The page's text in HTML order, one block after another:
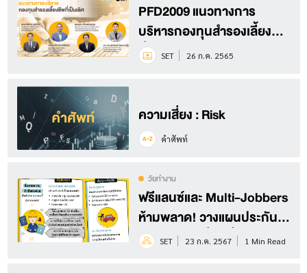
PFD2009 แนวทางการ
บริหารกองทุนสำรองเลี้ยงชีพ
ที่เป็นเลิศ
SET 26 ก.ค. 2565
ความเสี่ยง : Risk
คำศัพท์
วัยทำงาน
ฟรีแลนซ์และ Multi-Jobbers
ห้ามพลาด! วางแผนประกัน
รับมือความเสี่ยง มั่นคงทุก
SET 23 ก.ค. 2567 1 Min Read